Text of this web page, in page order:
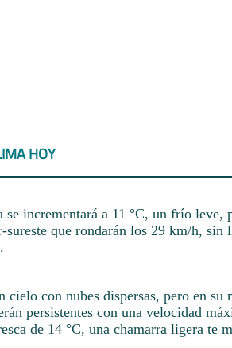
HOY
incrementará a 11 °C, un frío leve,
que rondarán los 29 km/h, sin
con nubes dispersas, pero en su
persistentes con una velocidad
de 14 °C, una chamarra ligera te